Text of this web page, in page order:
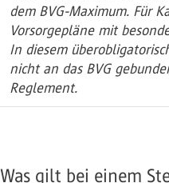
dem BVG-Maximum. Für
Vorsorgepläne mit
In diesem
nicht an das BVG
Reglement.
Was gilt bei einem